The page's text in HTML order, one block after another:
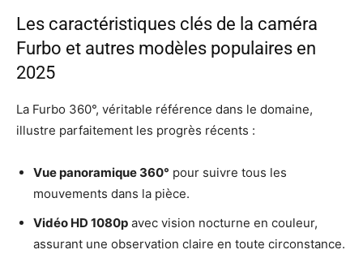
Les caractéristiques clés de la caméra
Furbo et autres modèles populaires en
2025
La Furbo 360°, véritable référence dans le domaine,
illustre parfaitement les progrès récents :
Vue panoramique 360° pour suivre tous les
mouvements dans la pièce.
Vidéo HD 1080p avec vision nocturne en couleur,
assurant une observation claire en toute circonstance.